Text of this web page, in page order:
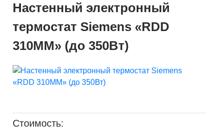
Настенный электронный
термостат Siemens «RDD
310MM» (до 350Вт)
Стоимость: